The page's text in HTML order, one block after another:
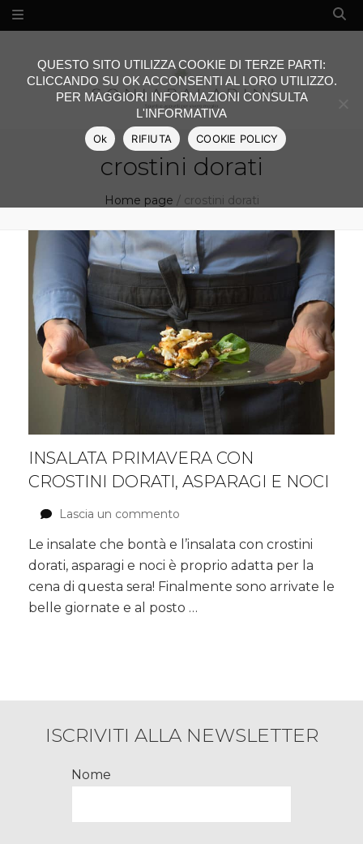
crostini dorati
Home page / crostini dorati
INSALATA PRIMAVERA CON
CROSTINI DORATI, ASPARAGI E NOCI
Lascia un commento
primavera
con
crostini
asparagi
Le insalate che bontà e l’insalata con crostini
dorati, asparagi e noci è proprio adatta per la
cena di questa sera! Finalmente sono arrivate le
belle giornate e al posto …
QUESTO SITO UTILIZZA COOKIE DI TERZE PARTI:
CLICCANDO SU OK ACCONSENTI AL LORO UTILIZZO.
PER MAGGIORI INFORMAZIONI CONSULTA
L'INFORMATIVA
Ok RIFIUTA COOKIE POLICY
ISCRIVITI ALLA NEWSLETTER
Nome